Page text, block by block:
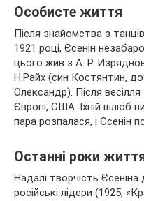
Особисте життя
Після знайомства з
1921 році, Єсенін
цього жив з А. Р.
Н.Райх (син Костянтин,
Олександр). Після
Європі, США. Їхній шлюб
пара розпалася, і Єсенін
Останні роки
Надалі творчість
російські лідери (1925,